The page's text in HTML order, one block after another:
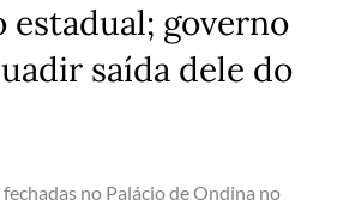
estadual; governo
saída dele do
no Palácio de Ondina no